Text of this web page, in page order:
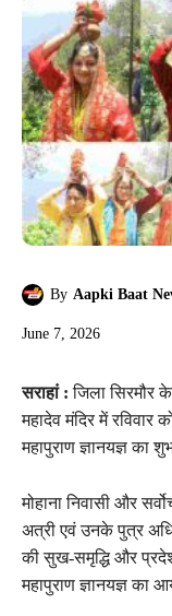
By Aapki Baat
June 7, 2026
सराहां : जिला सिरमौर
महादेव मंदिर में
महापुराण ज्ञानयज्ञ का
मोहाना निवासी और
अत्री एवं उनके पुत्र
की सुख-समृद्धि और
महापुराण ज्ञानयज्ञ का